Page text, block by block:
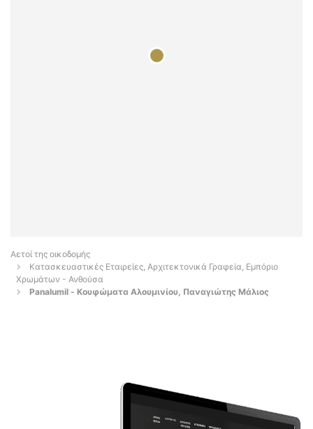
Αετοί της οικοδομής
Κατασκευαστικές Εταιρείες, Αρχιτεκτονικά Γραφεία, Εμπόριο
Χρωμάτων - Ανθούσα
Panalumil - Κουφώματα Αλουμινίου, Παναγιώτης Μάλιος